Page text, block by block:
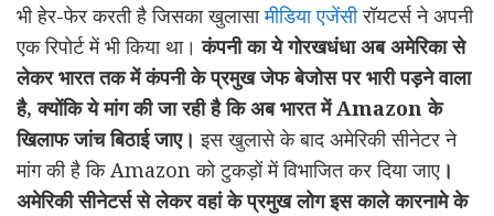
भी हेर-फेर करती है जिसका खुलासामीडिया एजेंसीरॉयटर्स ने अपनी
एक रिपोर्ट में भी किया था।कंपनी का ये गोरखधंधा अब अमेरिका से
लेकर भारत तक में कंपनी के प्रमुख जेफ बेजोस पर भारी पड़ने वाला
है, क्योंकि ये मांग की जा रही है कि अब भारत में Amazon के
खिलाफ जांच बिठाई जाए। इस खुलासे के बाद अमेरिकी सीनेटर ने
मांग की है कि Amazon को टुकड़ों में विभाजित कर दिया जाए ।
अमेरिकी सीनेटर्स से लेकर वहां के प्रमुख लोग इस काले कारनामे के